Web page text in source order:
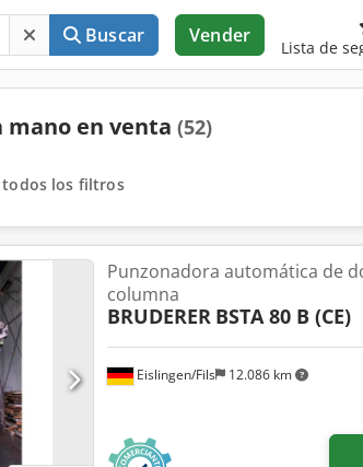
Buscar Vender
Lista de
mano en venta (52)
todos los filtros
Eislingen/Fils 12.086 km
Punzonadora automática de
columna
BRUDERER BSTA 80 B (CE)